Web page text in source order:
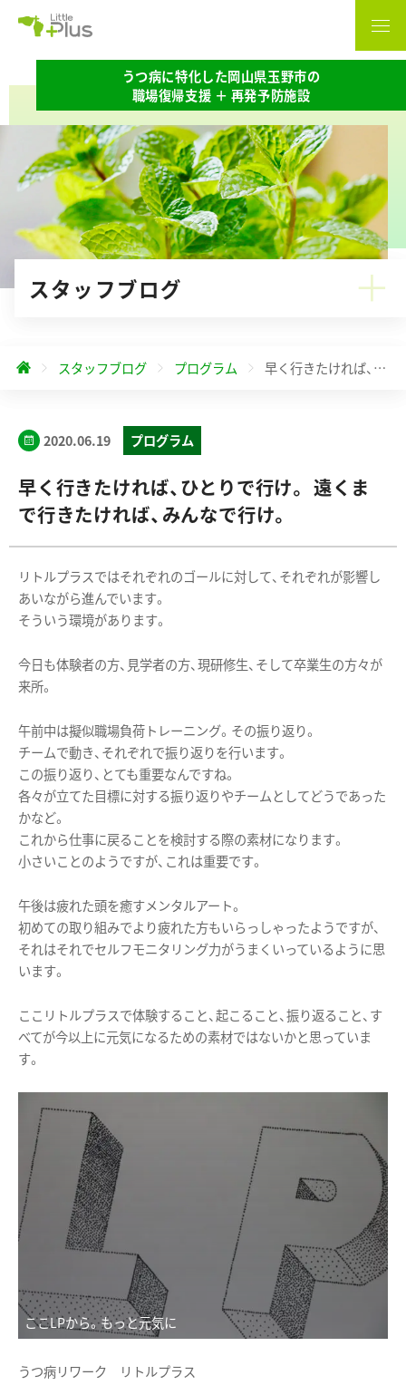
うつ病に特化した岡山県玉野市の
職場復帰支援 ＋ 再発予防施設
スタッフブログ
スタッフブログ プログラム 早く行きたければ、ひとりで行け。 遠くまで行きたければ、みんなで行け。
2020.06.19 プログラム
早く行きたければ、ひとりで行け。 遠くま
で行きたければ、みんなで行け。
リトルプラスではそれぞれのゴールに対して、それぞれが影響し
あいながら進んでいます。
そういう環境があります。
今日も体験者の方、見学者の方、現研修生、そして卒業生の方々が
来所。
午前中は擬似職場負荷トレーニング。その振り返り。
チームで動き、それぞれで振り返りを行います。
この振り返り、とても重要なんですね。
各々が立てた目標に対する振り返りやチームとしてどうであった
かなど。
これから仕事に戻ることを検討する際の素材になります。
小さいことのようですが、これは重要です。
午後は疲れた頭を癒すメンタルアート。
初めての取り組みでより疲れた方もいらっしゃったようですが、
それはそれでセルフモニタリング力がうまくいっているように思
います。
ここリトルプラスで体験すること、起こること、振り返ること、す
べてが今以上に元気になるための素材ではないかと思っていま
す。
ここLPから。もっと元気に
うつ病リワーク リトルプラス